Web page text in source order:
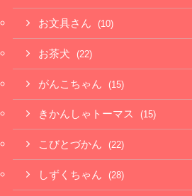
お文具さん (10)
お茶犬 (22)
がんこちゃん (15)
きかんしゃトーマス (15)
こびとづかん (22)
しずくちゃん (28)